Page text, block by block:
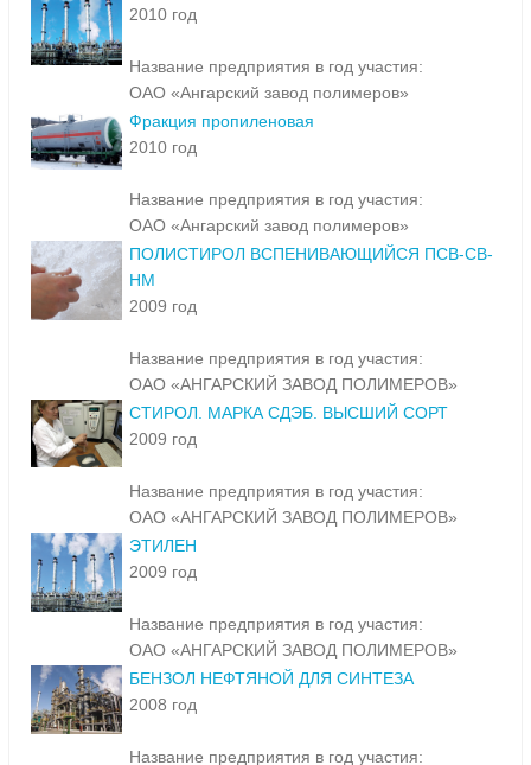
2010 год
Название предприятия в год участия:
ОАО «Ангарский завод полимеров»
Фракция пропиленовая
2010 год
Название предприятия в год участия:
ОАО «Ангарский завод полимеров»
ПОЛИСТИРОЛ ВСПЕНИВАЮЩИЙСЯ ПСВ-СВ-
НМ
2009 год
Название предприятия в год участия:
ОАО «АНГАРСКИЙ ЗАВОД ПОЛИМЕРОВ»
СТИРОЛ. МАРКА СДЭБ. ВЫСШИЙ СОРТ
2009 год
Название предприятия в год участия:
ОАО «АНГАРСКИЙ ЗАВОД ПОЛИМЕРОВ»
ЭТИЛЕН
2009 год
Название предприятия в год участия:
ОАО «АНГАРСКИЙ ЗАВОД ПОЛИМЕРОВ»
БЕНЗОЛ НЕФТЯНОЙ ДЛЯ СИНТЕЗА
2008 год
Название предприятия в год участия: